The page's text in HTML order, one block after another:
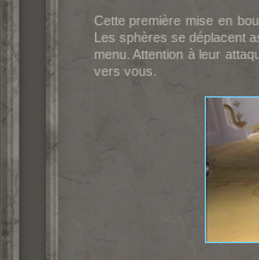
Cette première mise en
Les sphères se déplacent
menu. Attention à leur
vers vous.